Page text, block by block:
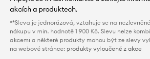
akcích a produktech.
**Sleva je jednorázová, vztahuje se na
nákupu v min. hodnotě 1 900 Kč. Slevu nelze
akcemi a některé produkty mohou být ze slevy
na webové stránce: produkty vyloučené z akce